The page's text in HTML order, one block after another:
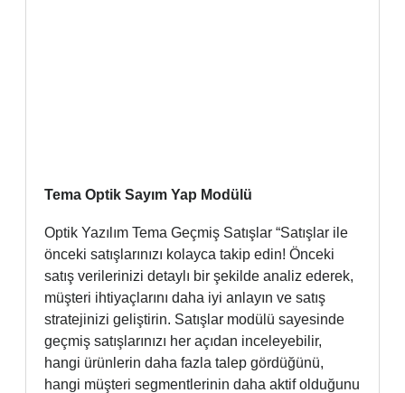
Tema Optik Sayım Yap Modülü
Optik Yazılım Tema Geçmiş Satışlar “Satışlar ile
önceki satışlarınızı kolayca takip edin! Önceki
satış verilerinizi detaylı bir şekilde analiz ederek,
müşteri ihtiyaçlarını daha iyi anlayın ve satış
stratejinizi geliştirin. Satışlar modülü sayesinde
geçmiş satışlarınızı her açıdan inceleyebilir,
hangi ürünlerin daha fazla talep gördüğünü,
hangi müşteri segmentlerinin daha aktif olduğunu